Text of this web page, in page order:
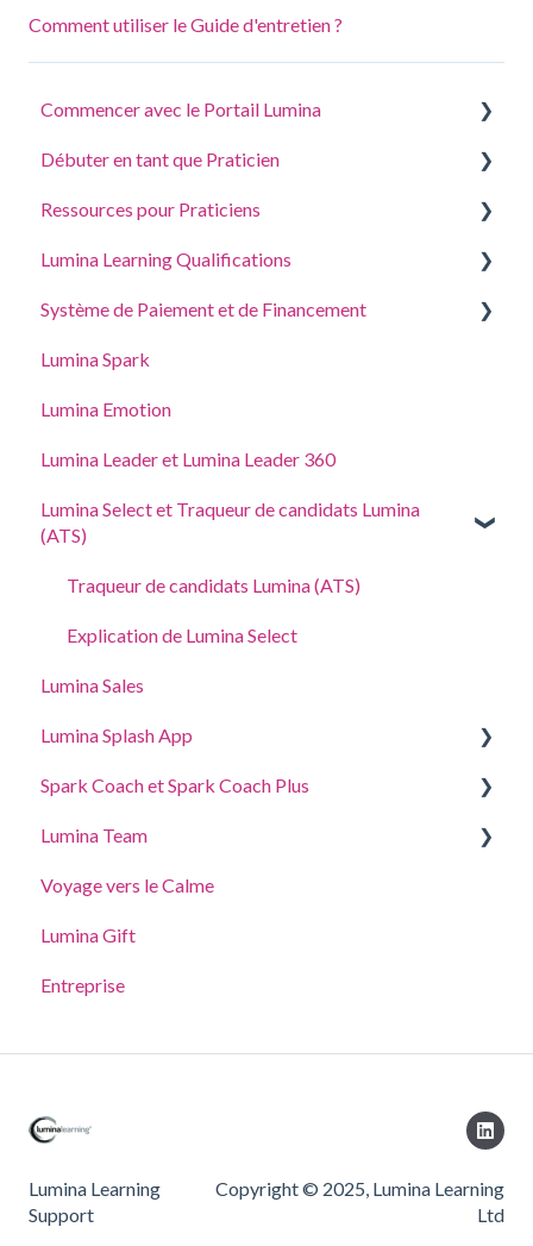
Comment utiliser le Guide d'entretien ?
Commencer avec le Portail Lumina
Répondre à un questionnaire ou effectuer une tâche
Se connecter à votre compte
Vos Portraits
Mettre à jour les Paramètres du compte
Débuter en tant que Praticien
Créer un projet, inviter des participants et accéder
Ressources pour Praticiens
Guides de Coaching et Atelier
Lumina Learning Qualifications
Portail d’apprentissage en ligne
Système de Paiement et de Financement
Acheter et ajouter des points
Adresse, taxes et coordonnées
Lumina Spark
Lumina Emotion
Lumina Leader et Lumina Leader 360
Lumina Select et Traqueur de candidats Lumina
(ATS)
Traqueur de candidats Lumina (ATS)
Explication de Lumina Select
Lumina Sales
Lumina Splash App
Pour les Participants
Pour les Praticiens
Spark Coach et Spark Coach Plus
Guides and Demos
Spark Coach
Spark Coach Plus
Lumina Team
Créer, afficher ou modifier une équipe
Autres fonctionnalités de Lumina Team
Voyage vers le Calme
Lumina Gift
Entreprise
Lumina Learning
Support
Copyright © 2025, Lumina Learning
Ltd